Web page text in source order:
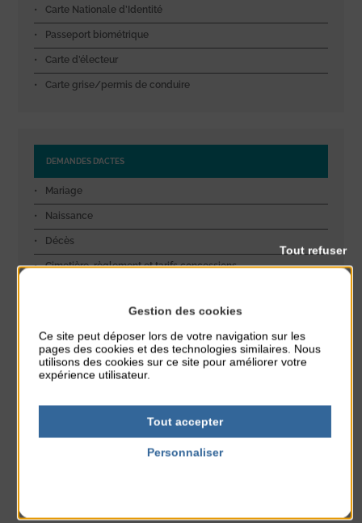
Carte Nationale d’Identité
Passeport biométrique
Carte d’électeur
Carte grise/permis de conduire
DEMANDES D’ACTES
Mariage
Naissance
Décès
Cimetière, règlement et tarifs concessions
INFOS SÉCURITÉ
Police pluri-communale / Police Rurale
Gestion des cookies
Ce site peut déposer lors de votre navigation sur les
pages des cookies et des technologies similaires. Nous
utilisons des cookies sur ce site pour améliorer votre
expérience utilisateur.
Tout accepter
Tout refuser
Personnaliser